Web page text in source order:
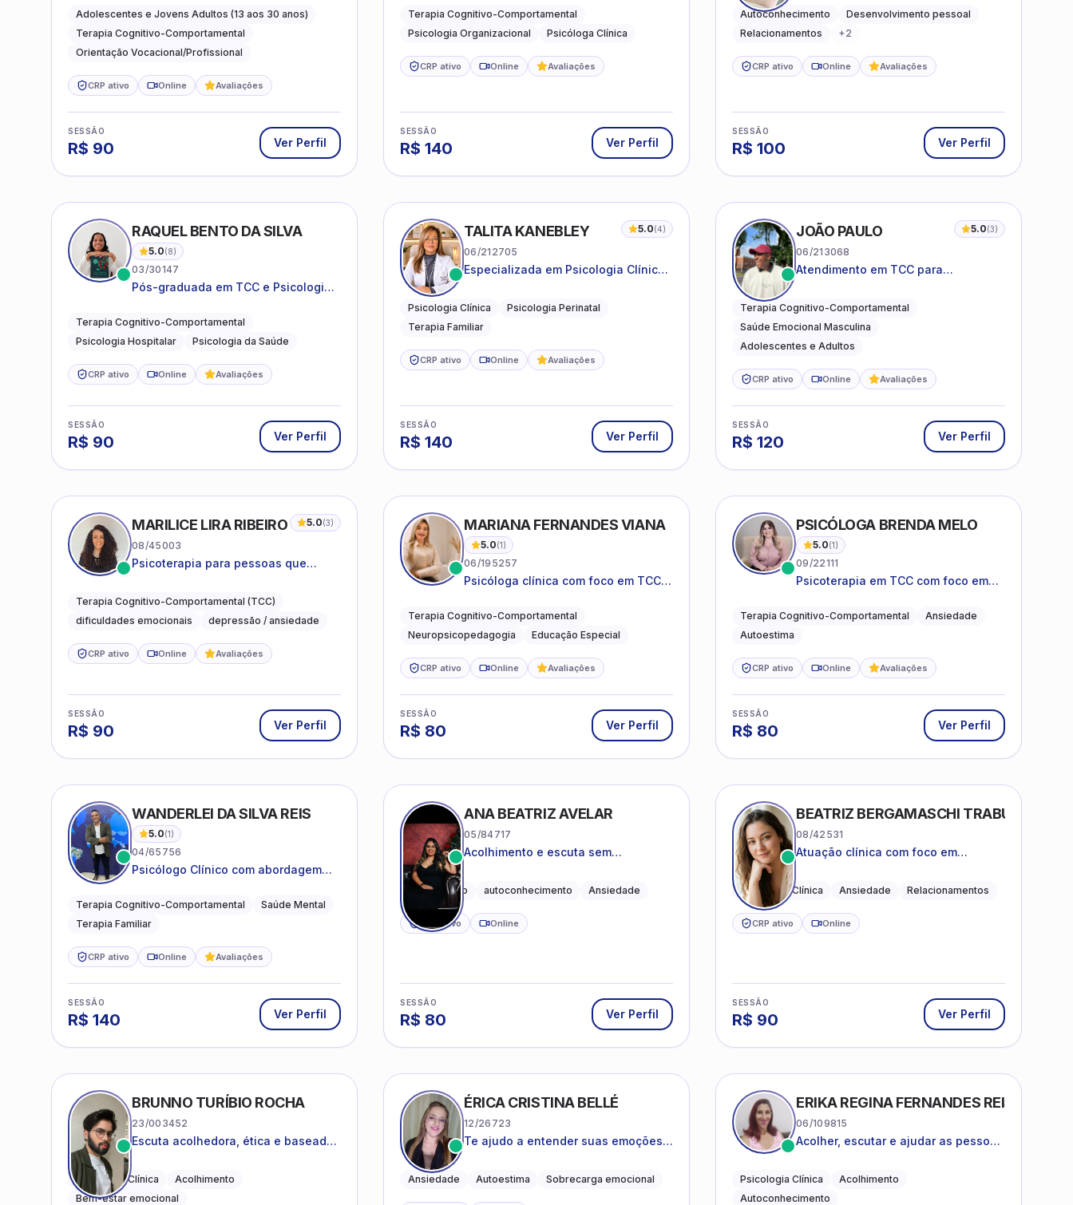
ansiedade, autoestima, relações e
orientação profissional
Adolescentes e Jovens Adultos (13 aos 30 anos)
Terapia Cognitivo-Comportamental
Orientação Vocacional/Profissional
CRP ativo Online Avaliações
SESSÃO
R$ 90 Ver Perfil
Terapia Cognitivo-Comportamental
Psicologia Organizacional
Psicóloga Clínica
CRP ativo Online Avaliações
SESSÃO
R$ 140 Ver Perfil
saudáveis
Autoconhecimento
Desenvolvimento pessoal
Relacionamentos
+2
CRP ativo Online Avaliações
SESSÃO
R$ 100 Ver Perfil
RAQUEL BENTO DA SILVA
5.0(8)
03/30147
Pós-graduada em TCC e Psicologia
Terapia Cognitivo-Comportamental
Psicologia Hospitalar
Psicologia da Saúde
CRP ativo Online Avaliações
SESSÃO
R$ 90 Ver Perfil
TALITA KANEBLEY 5.0(4)
06/212705
Especializada em Psicologia Clínica
adultos e famílias
Psicologia Clínica
Psicologia Perinatal
Terapia Familiar
CRP ativo Online Avaliações
SESSÃO
R$ 140 Ver Perfil
JOÃO PAULO 5.0(3)
06/213068
Atendimento em TCC para
desenvolvimento de autonomia
emocional
Terapia Cognitivo-Comportamental
Saúde Emocional Masculina
Adolescentes e Adultos
CRP ativo Online Avaliações
SESSÃO
R$ 120 Ver Perfil
MARILICE LIRA RIBEIRO 5.0(3)
08/45003
Psicoterapia para pessoas que
lidar com as dificuldades do dia a
dia
Terapia Cognitivo-Comportamental (TCC)
dificuldades emocionais
depressão / ansiedade
CRP ativo Online Avaliações
SESSÃO
R$ 90 Ver Perfil
MARIANA FERNANDES VIANA
5.0(1)
06/195257
Psicóloga clínica com foco em TCC,
acompanhamento do
neurodesenvolvimento.
Terapia Cognitivo-Comportamental
Neuropsicopedagogia
Educação Especial
CRP ativo Online Avaliações
SESSÃO
R$ 80 Ver Perfil
PSICÓLOGA BRENDA MELO
5.0(1)
09/22111
Psicoterapia em TCC com foco em
práticas para o cotidiano
Terapia Cognitivo-Comportamental
Ansiedade
Autoestima
CRP ativo Online Avaliações
SESSÃO
R$ 80 Ver Perfil
WANDERLEI DA SILVA REIS
5.0(1)
04/65756
Psicólogo Clínico com abordagem
e terapia sistêmica
Terapia Cognitivo-Comportamental
Saúde Mental
Terapia Familiar
CRP ativo Online Avaliações
SESSÃO
R$ 140 Ver Perfil
ANA BEATRIZ AVELAR
05/84717
Acolhimento e escuta sem
Acolhimento autoconhecimento Ansiedade
CRP ativo Online
SESSÃO
R$ 80 Ver Perfil
BEATRIZ BERGAMASCHI TRABUCO
08/42531
Atuação clínica com foco em
e transições de vida
Psicologia Clínica Ansiedade Relacionamentos
CRP ativo Online
SESSÃO
R$ 90 Ver Perfil
BRUNNO TURÍBIO ROCHA
23/003452
Escuta acolhedora, ética e baseada
Psicologia Clínica
Acolhimento
Bem-estar emocional
ÉRICA CRISTINA BELLÉ
12/26723
Te ajudo a entender suas emoções e
lidar com o que você está vivendo
Ansiedade Autoestima Sobrecarga emocional
ERIKA REGINA FERNANDES REIS FRIAS
06/109815
Acolher, escutar e ajudar as pessoas
Psicologia Clínica
Acolhimento
Autoconhecimento